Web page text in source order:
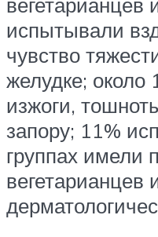
испытывали
чувство
желудке; около
изжоги,
запору; 11%
группах имели
вегетарианцев